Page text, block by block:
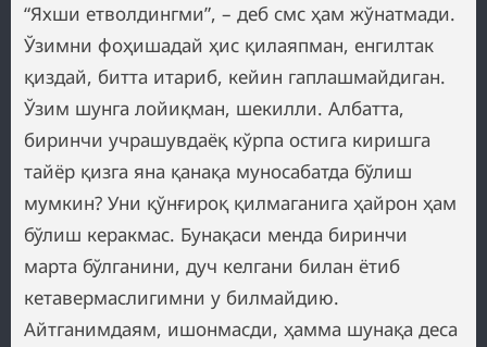
“Яхши етволдингми”, – деб смс ҳам жўнатмади.
Ўзимни фоҳишадай ҳис қилаяпман, енгилтак
қиздай, битта итариб, кейин гаплашмайдиган.
Ўзим шунга лойиқман, шекилли. Албатта,
биринчи учрашувдаёқ кўрпа остига киришга
тайёр қизга яна қанақа муносабатда бўлиш
мумкин? Уни қўнғироқ қилмаганига ҳайрон ҳам
бўлиш керакмас. Бунақаси менда биринчи
марта бўлганини, дуч келгани билан ётиб
кетавермаслигимни у билмайдию.
Айтганимдаям, ишонмасди, ҳамма шунақа деса